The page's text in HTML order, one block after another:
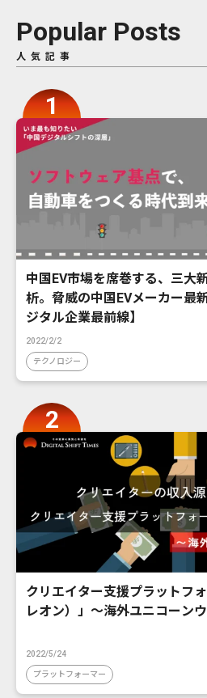
Popular Posts
人気記事
中国EV市場を席巻する、三大
析。脅威の中国EVメーカー最
ジタル企業最前線】
2022/2/2
テクノロジー
クリエイター支援プラットフ
レオン）」〜海外ユニコーン
2022/5/24
プラットフォーマー